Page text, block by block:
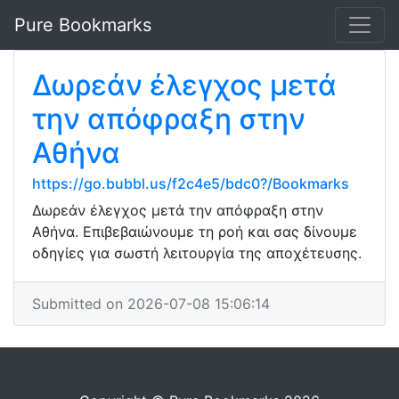
Pure Bookmarks
Δωρεάν έλεγχος μετά
την απόφραξη στην
Αθήνα
https://go.bubbl.us/f2c4e5/bdc0?/Bookmarks
Δωρεάν έλεγχος μετά την απόφραξη στην
Αθήνα. Επιβεβαιώνουμε τη ροή και σας δίνουμε
οδηγίες για σωστή λειτουργία της αποχέτευσης.
Submitted on 2026-07-08 15:06:14